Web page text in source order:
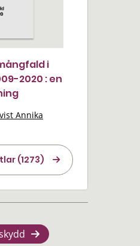
i
2020 : en
Annika
(1273)